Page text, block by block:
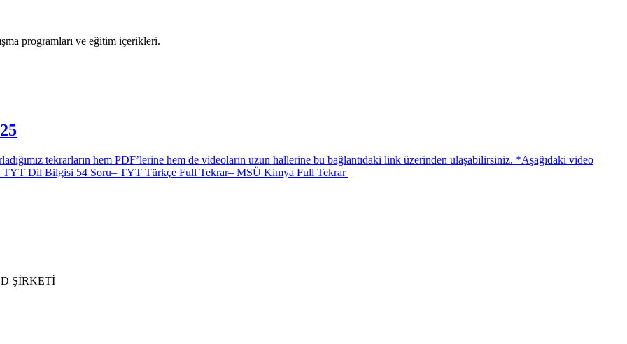
programları ve eğitim içerikleri.
tekrarların hem PDF’lerine hem de videoların uzun hallerine bu bağlantıdaki link üzerinden ulaşabilirsiniz. *Aşağıdaki video
– TYT Dil Bilgisi 54 Soru– TYT Türkçe Full Tekrar– MSÜ Kimya Full Tekrar
ŞİRKETİ